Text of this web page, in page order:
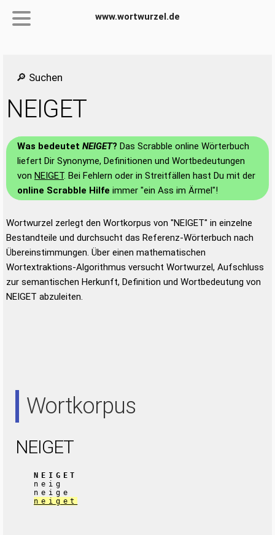
www.wortwurzel.de
🔎 Suchen
NEIGET
Was bedeutet NEIGET? Das Scrabble online Wörterbuch
liefert Dir Synonyme, Definitionen und Wortbedeutungen
von NEIGET. Bei Fehlern oder in Streitfällen hast Du mit der
online Scrabble Hilfe immer "ein Ass im Ärmel"!
Wortwurzel zerlegt den Wortkorpus von "NEIGET" in einzelne
Bestandteile und durchsucht das Referenz-Wörterbuch nach
Übereinstimmungen. Über einen mathematischen
Wortextraktions-Algorithmus versucht Wortwurzel, Aufschluss
zur semantischen Herkunft, Definition und Wortbedeutung von
NEIGET abzuleiten.
Wortkorpus
NEIGET
NEIGET
neig
neige
neiget